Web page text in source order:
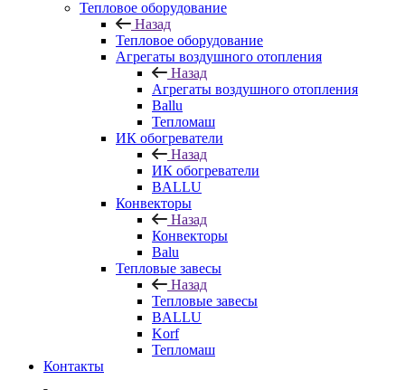
Тепловое оборудование
Назад
Тепловое оборудование
Агрегаты воздушного отопления
Назад
Агрегаты воздушного отопления
Ballu
Тепломаш
ИК обогреватели
Назад
ИК обогреватели
BALLU
Конвекторы
Назад
Конвекторы
Balu
Тепловые завесы
Назад
Тепловые завесы
BALLU
Korf
Тепломаш
Контакты